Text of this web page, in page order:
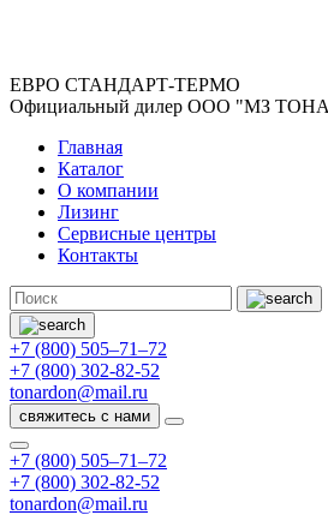
ЕВРО СТАНДАРТ-ТЕРМО
Официальный дилер ООО "МЗ
Главная
Каталог
О компании
Лизинг
Сервисные центры
Контакты
+7 (800) 505–71–72
+7 (800) 302-82-52
tonardon@mail.ru
свяжитесь с нами
+7 (800) 505–71–72
+7 (800) 302-82-52
tonardon@mail.ru